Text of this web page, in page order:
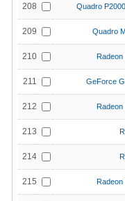
208 Quadro
209 Quadro
210 Radeon
211 GeForce
212 Radeon
213
214
215 Radeon